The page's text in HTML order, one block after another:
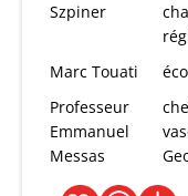
Szpiner
Marc Touati
Professeur
Emmanuel
Messas